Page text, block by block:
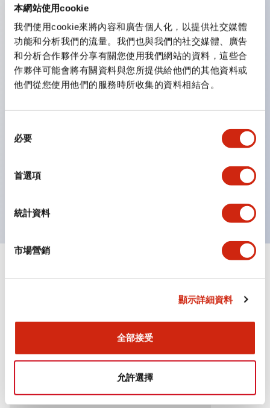
本網站使用cookie
我們使用cookie來將內容和廣告個人化，以提供社交媒體
功能和分析我們的流量。我們也與我們的社交媒體、廣告
和分析合作夥伴分享有關您使用我們網站的資料，這些合
作夥伴可能會將有關資料與您所提供給他們的其他資料或
他們從您使用他們的服務時所收集的資料相結合。
必要
首選項
統計資料
市場營銷
顯示詳細資料
全部接受
允許選擇
另具備鑰匙選擇開關，一體型指示燈，機種豐富！
備有符合國際標準的緊急停止開關。備有照明與非照明
型。解除鎖定方式有拉出或旋轉型。具備直接開路動作功
能（IEC60947-5-1 附件K）。具備安全鎖定結構
（IEC60947-5-5 6.2）。
指示燈採用大燈罩，確保更廣的視角和範圍，增強安全
性。
線引起的反光。
+